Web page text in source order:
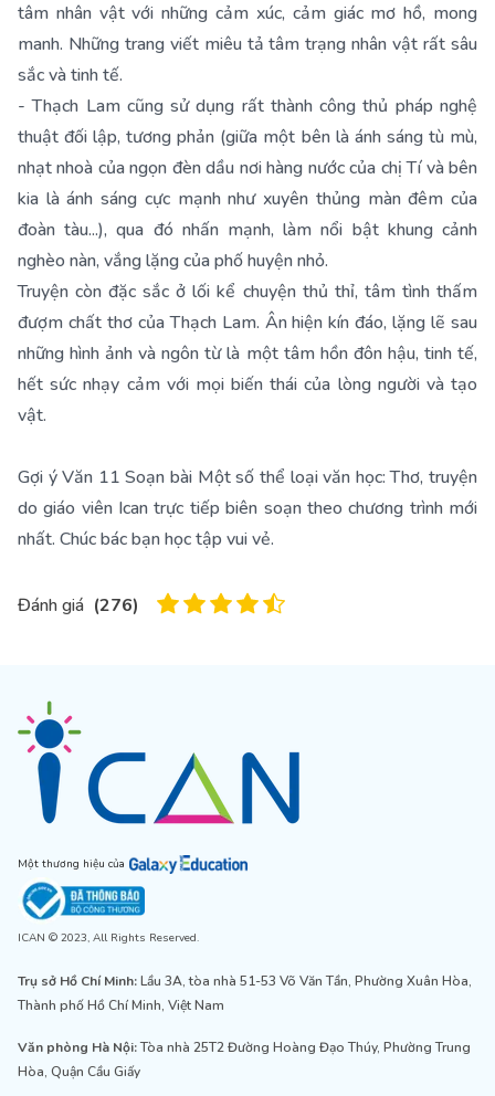
tâm nhân vật với những cảm xúc, cảm giác mơ hồ, mong
manh. Những trang viết miêu tả tâm trạng nhân vật rất sâu
sắc và tinh tế.
- Thạch Lam cũng sử dụng rất thành công thủ pháp nghệ
thuật đối lập, tương phản (giữa một bên là ánh sáng tù mù,
nhạt nhoà của ngọn đèn dầu nơi hàng nước của chị Tí và bên
kia là ánh sáng cực mạnh như xuyên thủng màn đêm của
đoàn tàu...), qua đó nhấn mạnh, làm nổi bật khung cảnh
nghèo nàn, vắng lặng của phố huyện nhỏ.
Truyện còn đặc sắc ở lối kể chuyện thủ thỉ, tâm tình thấm
đượm chất thơ của Thạch Lam. Ân hiện kín đáo, lặng lẽ sau
những hình ảnh và ngôn từ là một tâm hồn đôn hậu, tinh tế,
hết sức nhạy cảm với mọi biến thái của lòng người và tạo
vật.
Gợi ý Văn 11 Soạn bài Một số thể loại văn học: Thơ, truyện
do giáo viên Ican trực tiếp biên soạn theo chương trình mới
nhất. Chúc bác bạn học tập vui vẻ.
Đánh giá (276)
Một thương hiệu của
ICAN © 2023, All Rights Reserved.
Trụ sở Hồ Chí Minh:Lầu 3A, tòa nhà 51-53 Võ Văn Tần, Phường Xuân Hòa,
Thành phố Hồ Chí Minh, Việt Nam
Văn phòng Hà Nội:Tòa nhà 25T2 Đường Hoàng Đạo Thúy, Phường Trung
Hòa, Quận Cầu Giấy